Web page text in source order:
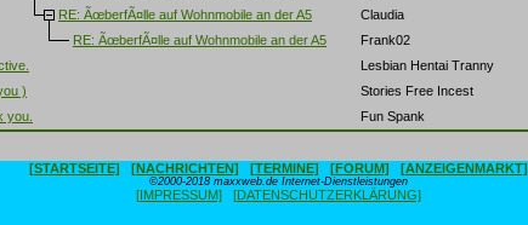
RE: ÃœberfÃ¤lle auf Wohnmobile an der A5 Claudia
RE: ÃœberfÃ¤lle auf Wohnmobile an der A5 Frank02
Lesbian Hentai Tranny
) Stories Free Incest
you. Fun Spank
[STARTSEITE] [NACHRICHTEN] [TERMINE] [FORUM] [ANZEIGENMARKT]
©2000-2018 maxxweb.de Internet-Dienstleistungen
[IMPRESSUM] [DATENSCHUTZERKLÄRUNG]